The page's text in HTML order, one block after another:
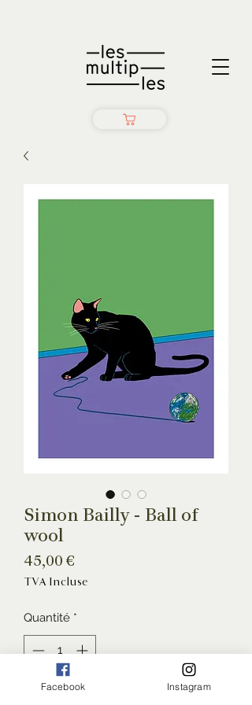
Simon Bailly - Ball of
wool
45,00 €
TVA Incluse
Quantité *
Facebook Instagram